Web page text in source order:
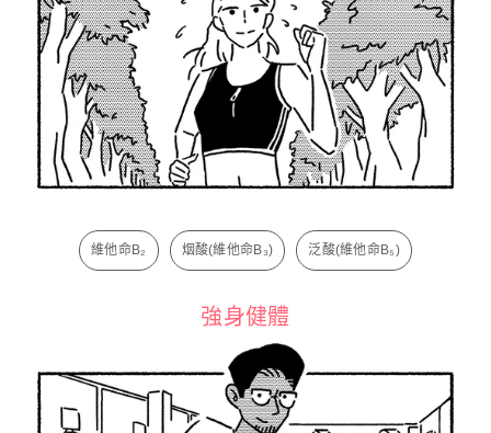
維他命B₂ 烟酸(維他命B₃) 泛酸(維他命B₅)
強身健體